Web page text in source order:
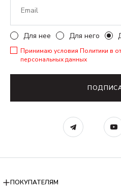
Для нее Для него
Принимаю условия Политики в
персональных данных
ПОКУПАТЕЛЯМ